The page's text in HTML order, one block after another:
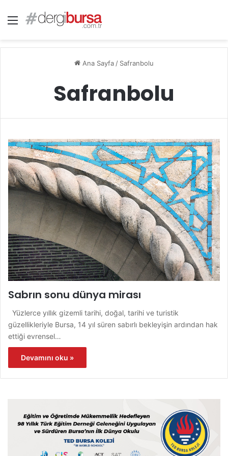
Menü
Ana Sayfa / Safranbolu
Safranbolu
Sabrın sonu dünya mirası
Yüzlerce yıllık gizemli tarihi, doğal, tarihi ve turistik
güzellikleriyle Bursa, 14 yıl süren sabırlı bekleyişin ardından hak
ettiği evrensel…
Devamını oku »